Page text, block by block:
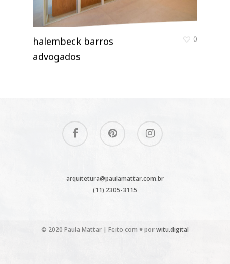
halembeck barros
advogados
0
arquitetura@paulamattar.com.br
(11) 2305-3115
© 2020 Paula Mattar | Feito com ♥ porwitu.digital